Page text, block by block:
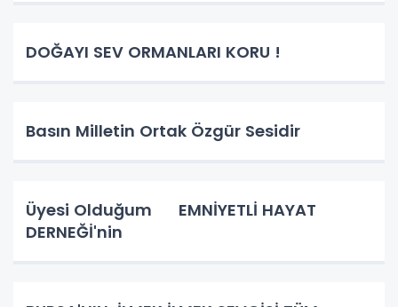
DOĞAYI SEV ORMANLARI KORU !
Basın Milletin Ortak Özgür Sesidir
Üyesi Olduğum EMNİYETLİ HAYAT
DERNEĞİ'nin